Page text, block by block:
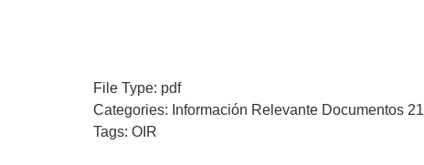
File Type: pdf
Categories: Información Relevante Documentos 21
Tags: OIR